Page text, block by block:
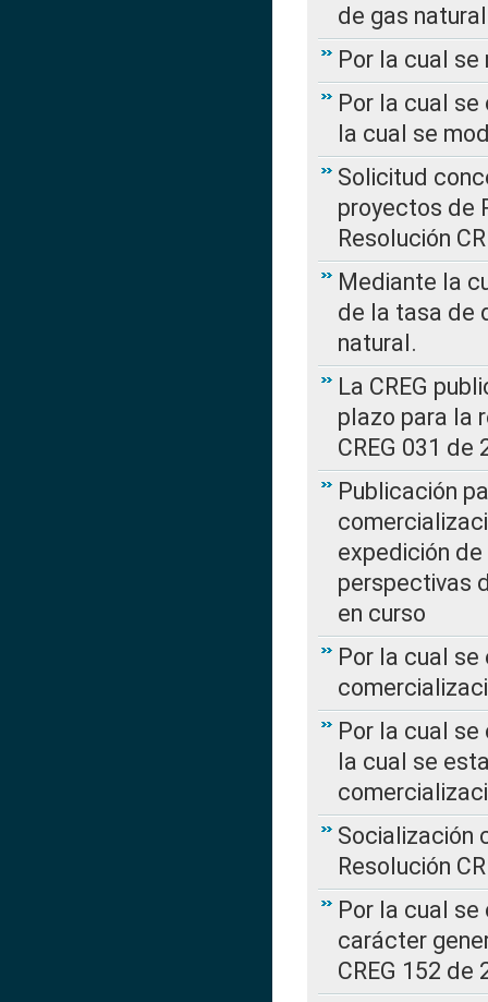
de gas natural
Por la cual se
Por la cual se
la cual se
Solicitud
proyectos de
Resolución
Mediante la
de la tasa de
natural.
La CREG
plazo para la
CREG 031 de
Publicación
expedición de
perspectivas
en curso
Por la cual
Por la cual se
la cual se
Socialización
Resolución
Por la cual
carácter
CREG 152 de